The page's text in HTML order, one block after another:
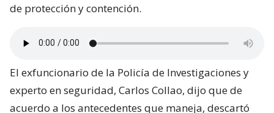
de protección y contención.
El exfuncionario de la Policía de Investigaciones y
experto en seguridad, Carlos Collao, dijo que de
acuerdo a los antecedentes que maneja, descartó